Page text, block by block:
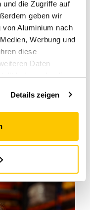
und die Zugriffe auf
geben wir
von Aluminium nach
Werbung und
diese
Daten
haben oder die
Details zeigen